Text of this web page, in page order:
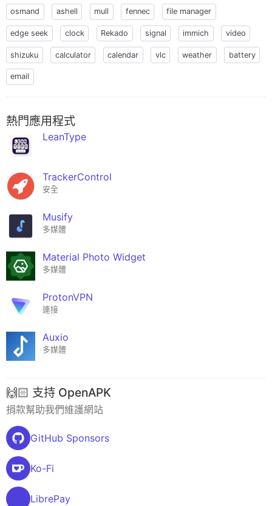
osmand ashell mull fennec file manager
edge seek clock Rekado signal immich video
shizuku calculator calendar vlc weather battery
email
熱門應用程式
LeanType
TrackerControl
安全
Musify
多媒體
Material Photo Widget
多媒體
ProtonVPN
連接
Auxio
多媒體
🙌🏻 支持 OpenAPK
捐款幫助我們維護網站
GitHub Sponsors
Ko-Fi
LibrePay